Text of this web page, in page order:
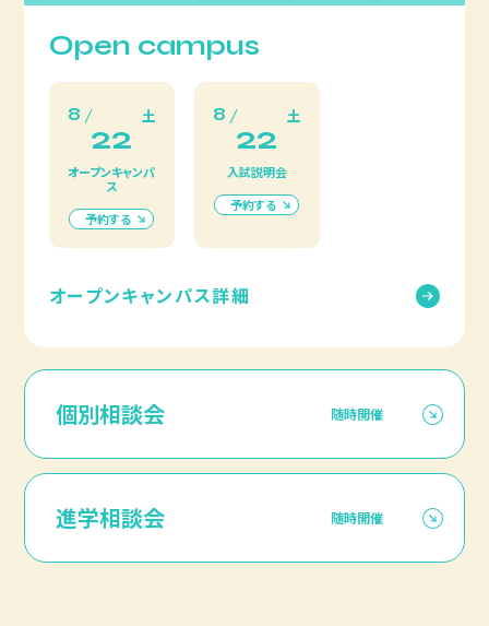
Open campus
8 土
22
オープンキャンパ
ス
予約する
8 土
22
入試説明会
予約する
オープンキャンパス詳細
個別相談会 随時開催
進学相談会 随時開催